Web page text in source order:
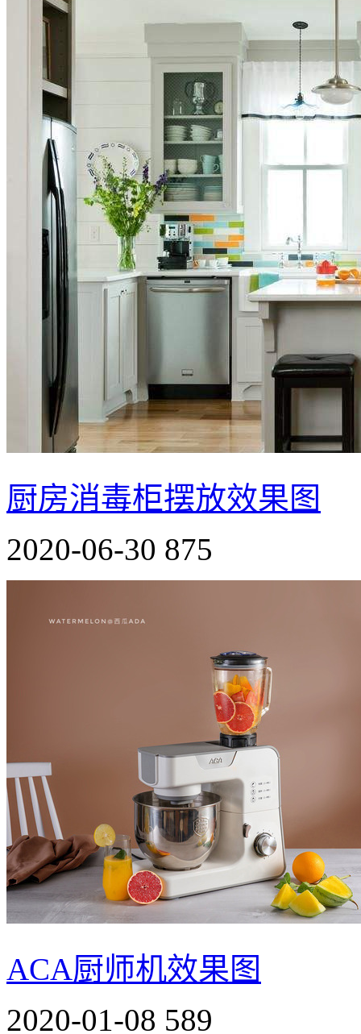
厨房消毒柜摆放效果图
2020-06-30 875
ACA厨师机效果图
2020-01-08 589